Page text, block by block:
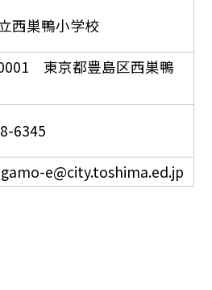
西巣鴨小学校
東京都豊島区西巣鴨
6345
e@city.toshima.ed.jp